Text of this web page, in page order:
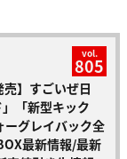
vol.
805
売】すごいぜ日
「新型キック
ーグレイバック全
最新情報/最新